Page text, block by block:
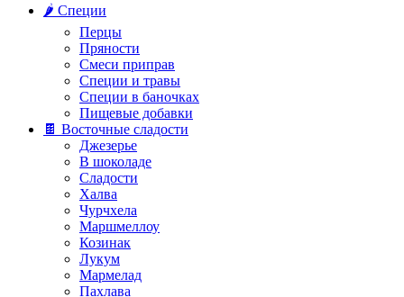
🌶️ Специи
Перцы
Пряности
Смеси приправ
Специи и травы
Специи в баночках
Пищевые добавки
🍫 Восточные сладости
Джезерье
В шоколаде
Сладости
Халва
Чурчхела
Маршмеллоу
Козинак
Лукум
Мармелад
Пахлава